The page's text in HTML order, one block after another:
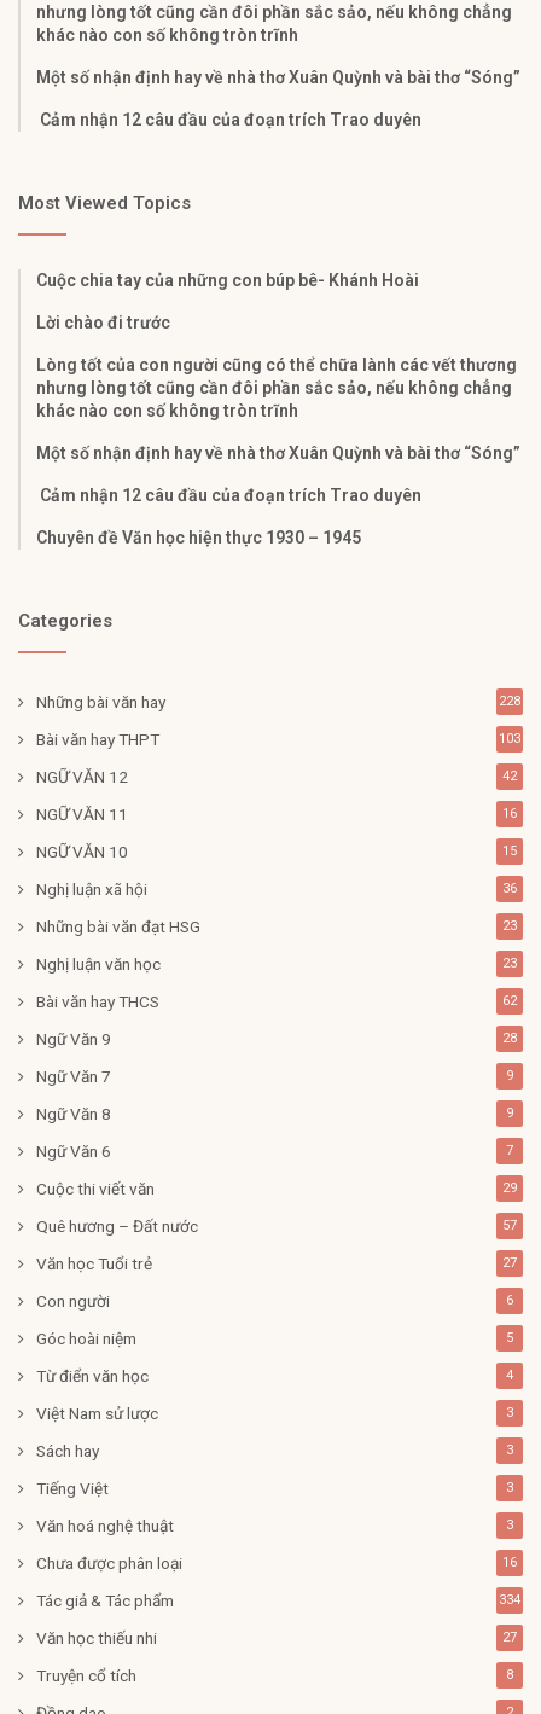
nhưng lòng tốt cũng cần đôi phần sắc sảo, nếu không chẳng
khác nào con số không tròn trĩnh
Một số nhận định hay về nhà thơ Xuân Quỳnh và bài thơ “Sóng”
Cảm nhận 12 câu đầu của đoạn trích Trao duyên
Most Viewed Topics
Cuộc chia tay của những con búp bê- Khánh Hoài
Lời chào đi trước
Lòng tốt của con người cũng có thể chữa lành các vết thương
nhưng lòng tốt cũng cần đôi phần sắc sảo, nếu không chẳng
khác nào con số không tròn trĩnh
Một số nhận định hay về nhà thơ Xuân Quỳnh và bài thơ “Sóng”
Cảm nhận 12 câu đầu của đoạn trích Trao duyên
Chuyên đề Văn học hiện thực 1930 – 1945
Categories
Những bài văn hay 228
Bài văn hay THPT 103
NGỮ VĂN 12 42
NGỮ VĂN 11 16
NGỮ VĂN 10 15
Nghị luận xã hội 36
Những bài văn đạt HSG 23
Nghị luận văn học 23
Bài văn hay THCS 62
Ngữ Văn 9 28
Ngữ Văn 7 9
Ngữ Văn 8 9
Ngữ Văn 6 7
Cuộc thi viết văn 29
Quê hương – Đất nước 57
Văn học Tuổi trẻ 27
Con người 6
Góc hoài niệm 5
Từ điển văn học 4
Việt Nam sử lược 3
Sách hay 3
Tiếng Việt 3
Văn hoá nghệ thuật 3
Chưa được phân loại 16
Tác giả & Tác phẩm 334
Văn học thiếu nhi 27
Truyện cổ tích 8